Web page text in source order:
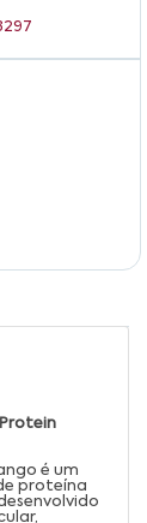
é um
proteína